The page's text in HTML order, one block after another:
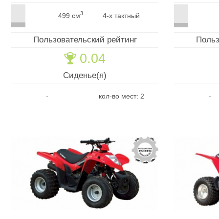
499 см3 4-х тактный
Пользовательский рейтинг
🏆 0.04
Сиденье(я)
- кол-во мест: 2 -